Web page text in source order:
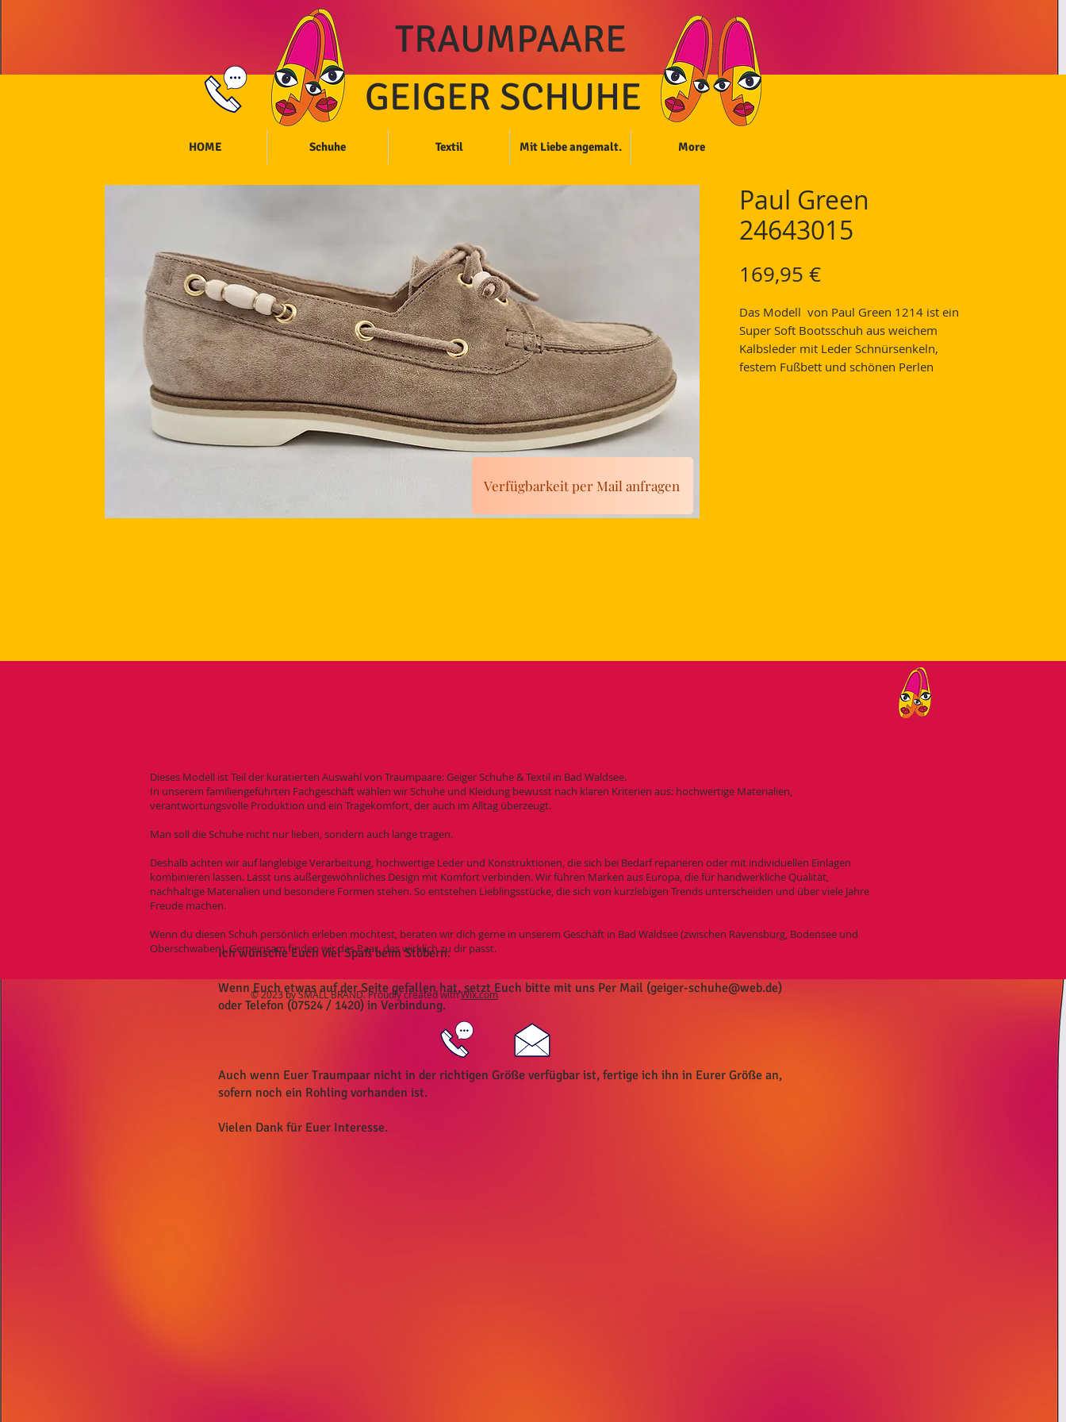
TRAUMPAARE
GEIGER SCHUHE
HOME Schuhe Textil Mit Liebe angemalt. More
Paul Green
24643015
169,95 €Preis
Das Modell von Paul Green 1214 ist ein
Super Soft Bootsschuh aus weichem
Kalbsleder mit Leder Schnürsenkeln,
festem Fußbett und schönen Perlen
Verfügbarkeit per Mail anfragen
Dieses Modell ist Teil der kuratierten Auswahl von Traumpaare: Geiger Schuhe & Textil in Bad Waldsee.
In unserem familiengeführten Fachgeschäft wählen wir Schuhe und Kleidung bewusst nach klaren Kriterien aus: hochwertige Materialien,
verantwortungsvolle Produktion und ein Tragekomfort, der auch im Alltag überzeugt.
Man soll die Schuhe nicht nur lieben, sondern auch lange tragen.
Deshalb achten wir auf langlebige Verarbeitung, hochwertige Leder und Konstruktionen, die sich bei Bedarf reparieren oder mit individuellen Einlagen
kombinieren lassen. Lasst uns außergewöhnliches Design mit Komfort verbinden. Wir führen Marken aus Europa, die für handwerkliche Qualität,
nachhaltige Materialien und besondere Formen stehen. So entstehen Lieblingsstücke, die sich von kurzlebigen Trends unterscheiden und über viele Jahre
Freude machen.
Wenn du diesen Schuh persönlich erleben möchtest, beraten wir dich gerne in unserem Geschäft in Bad Waldsee (zwischen Ravensburg, Bodensee und
Oberschwaben). Gemeinsam finden wir das Paar, das wirklich zu dir passt.
© 2023 by SMALL BRAND. Proudly created withWix.com
Ich wünsche Euch viel Spaß beim Stöbern.
Wenn Euch etwas auf der Seite gefallen hat, setzt Euch bitte mit uns Per Mail (geiger-schuhe@web.de)
oder Telefon (07524 / 1420) in Verbindung.
Auch wenn Euer Traumpaar nicht in der richtigen Größe verfügbar ist, fertige ich ihn in Eurer Größe an,
sofern noch ein Rohling vorhanden ist.
Vielen Dank für Euer Interesse.